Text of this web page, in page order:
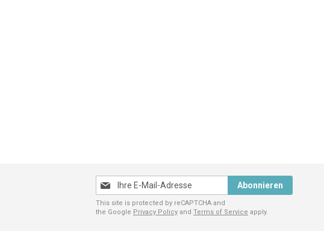
Melden
Sie
sich
für
Abonnieren
This site is protected by reCAPTCHA and
the Google Privacy Policyand Terms of Service apply.